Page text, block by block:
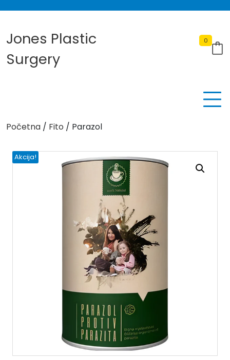
Jones Plastic
Surgery
0
Početna / Fito / Parazol
Akcija!